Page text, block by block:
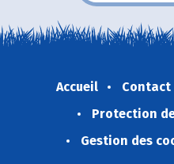
Accueil Contact
Protection
Gestion des